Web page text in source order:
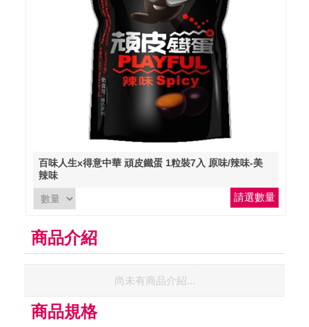
百味人生x得意中華 頑皮鐵蛋 1粒裝7入 原味/辣味-美
辣味
請選數量
商品介紹
尚未有商品介紹...
商品規格